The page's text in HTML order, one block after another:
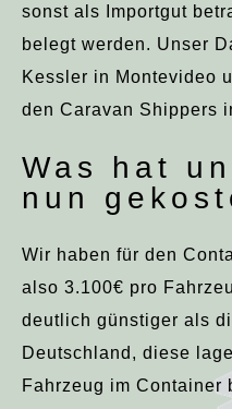
sonst als Importgut
belegt werden. Unser
Kessler in Montevideo
den Caravan Shippers
Was hat
nun
Wir haben für den
also 3.100€ pro
deutlich günstiger als
Deutschland, diese
Fahrzeug im Container